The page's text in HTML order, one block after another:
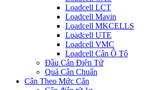
Loadcell LCT
Loadcell Mavin
Loadcell MKCELLS
Loadcell UTE
Loadcell VMC
Loadcell Cân Ô Tô
Đầu Cân Điện Tử
Quả Cân Chuẩn
Cân Theo Mức Cân